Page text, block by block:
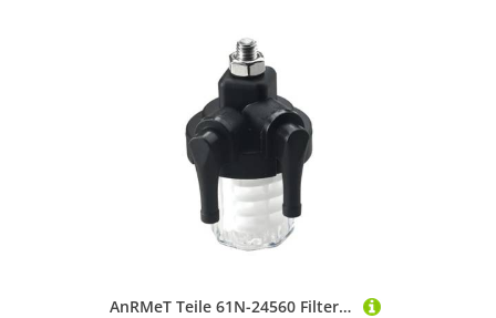
AnRMeT Teile 61N-24560 Filter Assy for YA Außenbordmotor 2T 5-90HP 4T F9.9-F50 61N-24560-10 Bootsmotor ersetzt Teile